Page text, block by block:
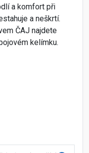
a komfort při
a neškrtí.
ČAJ najdete
kelímku.